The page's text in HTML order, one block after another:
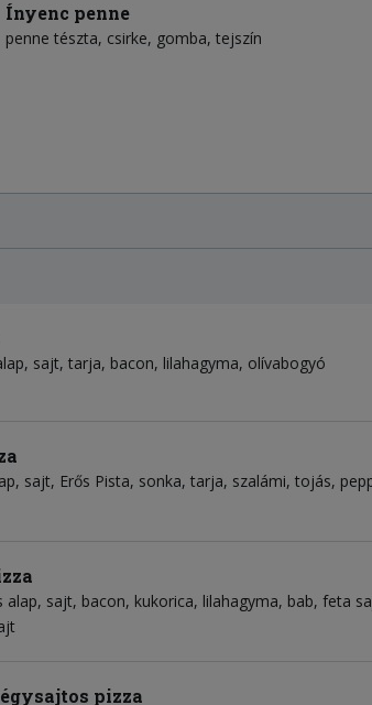
Ínyenc penne
penne tészta csirke gomba tejszín
sajt tarja bacon lilahagyma olívabogyó
sajt Erős Pista sonka tarja szalámi tojás
alap sajt bacon kukorica lilahagyma bab feta
pizza